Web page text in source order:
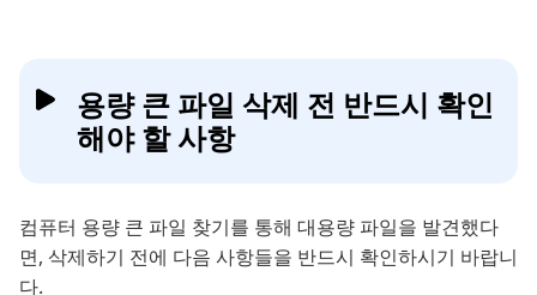
용량 큰 파일 삭제 전 반드시 확인
해야 할 사항
컴퓨터 용량 큰 파일 찾기를 통해 대용량 파일을 발견했다
면, 삭제하기 전에 다음 사항들을 반드시 확인하시기 바랍니
다.